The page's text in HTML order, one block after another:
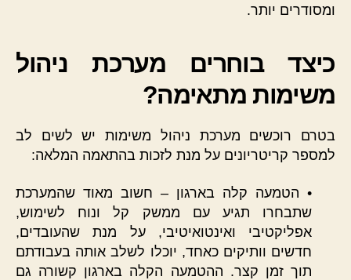
ומסודרים יותר.
כיצד בוחרים מערכת ניהול
משימות מתאימה?
בטרם רוכשים מערכת ניהול משימות יש לשים לב
למספר קריטריונים על מנת לזכות בהתאמה המלאה:
• הטמעה קלה בארגון – חשוב מאוד שהמערכת
שתבחרו תגיע עם ממשק קל ונוח לשימוש,
אפליקטיבי ואינטואיטיבי, על מנת שהעובדים,
חדשים וותיקים כאחד, יוכלו לשלב אותה בעבודתם
תוך זמן קצר. ההטמעה הקלה בארגון קשורה גם